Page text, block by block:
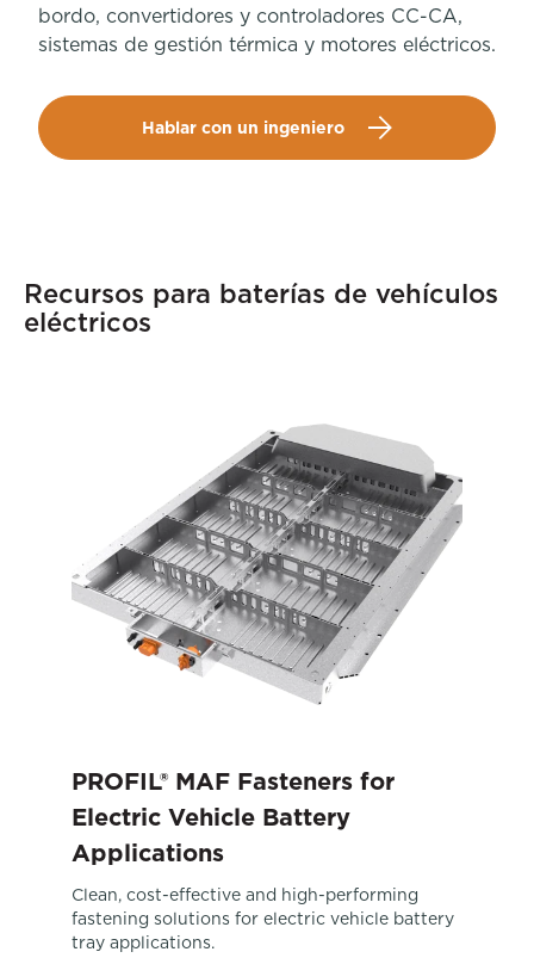
bordo, convertidores y controladores CC-CA,
sistemas de gestión térmica y motores eléctricos.
Hablar con un ingeniero
Recursos para baterías de vehículos
eléctricos
PROFIL® MAF Fasteners for
Electric Vehicle Battery
Applications
Clean, cost-effective and high-performing
fastening solutions for electric vehicle battery
tray applications.